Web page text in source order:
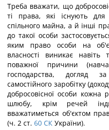
Треба вважати, що
ті права, які існують
спільного майна, а й інші
до такої особи
яким право особи на
власності виникає
поважної причини
господарства, догляд
самостійного заробітку
добросовісної особи кожна
шлюбу, крім речей
вважатиметься об'єктом
(ч. 2 ст. 60 СК України).